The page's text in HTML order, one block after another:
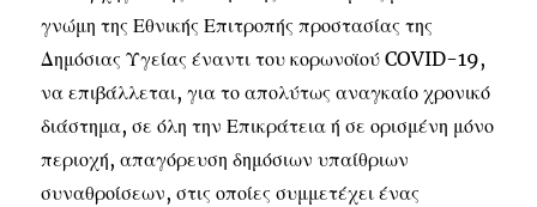
γνώμη της Εθνικής Επιτροπής προστασίας της
Δημόσιας Υγείας έναντι του κορωνοϊού COVID-19,
να επιβάλλεται, για το απολύτως αναγκαίο χρονικό
διάστημα, σε όλη την Επικράτεια ή σε ορισμένη μόνο
περιοχή, απαγόρευση δημόσιων υπαίθριων
συναθροίσεων, στις οποίες συμμετέχει ένας